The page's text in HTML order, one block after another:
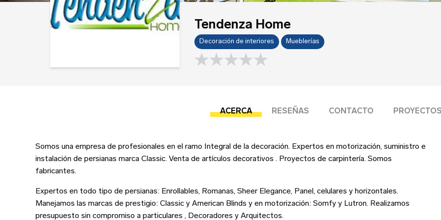
Tendenza Home
Decoración de interiores Mueblerías
0.0 rating
ACERCA RESEÑAS CONTACTO PROYECTOS
Somos una empresa de profesionales en el ramo Integral de la decoración. Expertos en motorización, suministro e
instalación de persianas marca Classic. Venta de artículos decorativos . Proyectos de carpintería. Somos
fabricantes.
Expertos en todo tipo de persianas: Enrollables, Romanas, Sheer Elegance, Panel, celulares y horizontales.
Manejamos las marcas de prestigio: Classic y American Blinds y en motorización: Somfy y Lutron. Realizamos
presupuesto sin compromiso a particulares , Decoradores y Arquitectos.
Esta reseña se basa en mi propia experiencia y es mi
opinión genuina.
¡Suscríbete!
Dirección del negocio
Teléfono
Correo Electrónico